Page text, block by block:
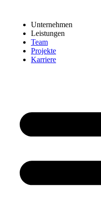
wechselnUnternehmen
Leistungen
Team
Projekte
Karriere